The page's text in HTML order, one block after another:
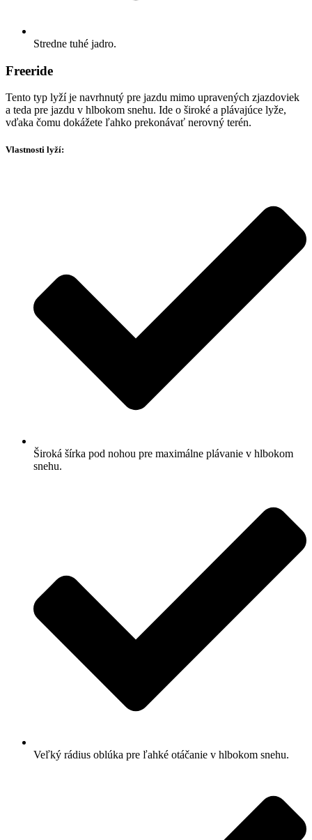
Stredne tuhé jadro.
Freeride
Tento typ lyží je navrhnutý pre jazdu mimo upravených zjazdoviek
a teda pre jazdu v hlbokom snehu. Ide o široké a plávajúce lyže,
vďaka čomu dokážete ľahko prekonávať nerovný terén.
Vlastnosti lyží:
Široká šírka pod nohou pre maximálne plávanie v hlbokom
snehu.
Veľký rádius oblúka pre ľahké otáčanie v hlbokom snehu.